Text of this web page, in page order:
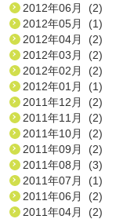
2012年06月 (2)
2012年05月 (1)
2012年04月 (2)
2012年03月 (2)
2012年02月 (2)
2012年01月 (1)
2011年12月 (2)
2011年11月 (2)
2011年10月 (2)
2011年09月 (2)
2011年08月 (3)
2011年07月 (1)
2011年06月 (2)
2011年04月 (2)